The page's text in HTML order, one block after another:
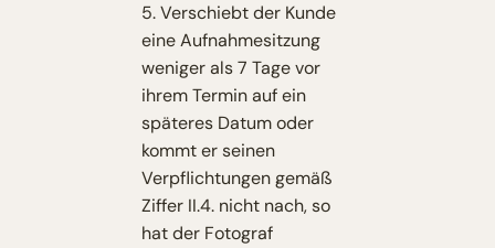
5. Verschiebt der Kunde
eine Aufnahmesitzung
weniger als 7 Tage vor
ihrem Termin auf ein
späteres Datum oder
kommt er seinen
Verpflichtungen gemäß
Ziffer II.4. nicht nach, so
hat der Fotograf